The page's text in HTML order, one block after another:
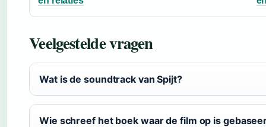
Veelgestelde vragen
Wat is de soundtrack van Spijt?
Wie schreef het boek waar de film op is